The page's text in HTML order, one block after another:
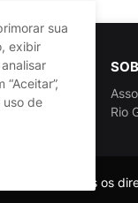
Rio
RN Todos os
sua
exibir
uso de